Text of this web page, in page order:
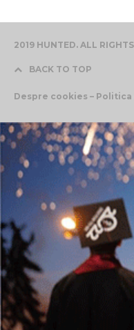
2019 HUNTED. ALL
BACK TO TOP
Despre cookies –